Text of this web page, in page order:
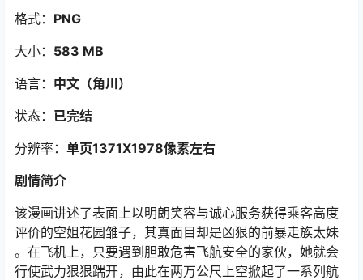
格式： PNG
大小： 583 MB
语言： 中文（角川 ）
状态： 已完结
分辨率： 单页1371X1978像素左右
剧情简介
该漫画讲述了表面上以明朗笑容与诚心服务获得乘客高度
评价的空姐花园雏子，其真面目却是凶狠的前暴走族太妹
。在飞机上，只要遇到胆敢危害飞航安全的家伙，她就会
行使武力狠狠踹开，由此在两万公尺上空掀起了一系列航